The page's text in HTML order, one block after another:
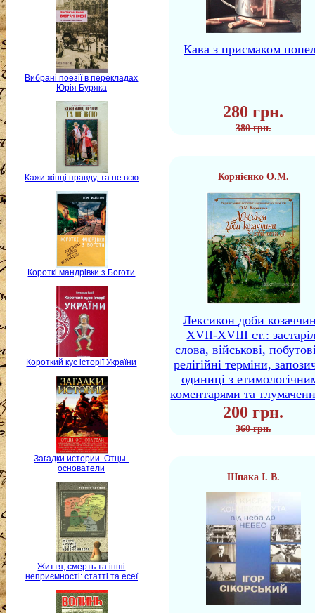
Вибрані поезії в перекладах
Юрія Буряка
Кажи жінці правду, та не всю
Короткі мандрівки з Боготи
Короткий кус історії України
Загадки истории. Отцы-
основатели
Життя, смерть та інші
неприємності: статті та есеї
Кава з присмаком
280 грн.
380 грн.
Корнієнко О.М.
Лексикон доби
XVII-XVIII ст.:
слова, військові,
релігійні терміни,
одиниці з
коментарями та
200 грн.
360 грн.
Шпака І. В.